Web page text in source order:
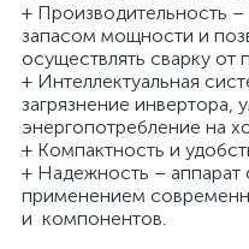
+ Производительность
запасом мощности и
осуществлять сварку
+ Интеллектуальная
загрязнение инвертора,
энергопотребление на
+ Компактность и
+ Надежность – аппарат
применением
и компонентов.